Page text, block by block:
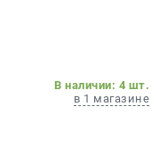
В наличии: 4 шт.
в 1 магазине